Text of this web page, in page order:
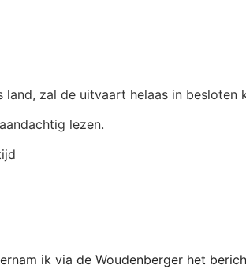
zal de uitvaart helaas in besloten
lezen.
ik via de Woudenberger het